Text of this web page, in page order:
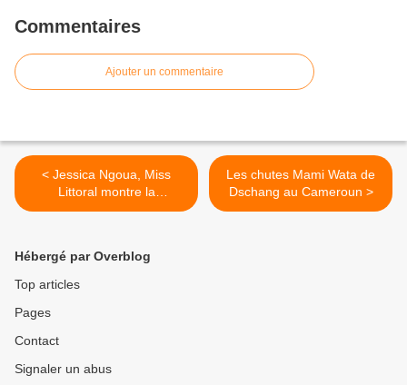
Commentaires
Ajouter un commentaire
< Jessica Ngoua, Miss
Littoral montre la
destination Cameroun
Les chutes Mami Wata de
Dschang au Cameroun >
Hébergé par Overblog
Top articles
Pages
Contact
Signaler un abus